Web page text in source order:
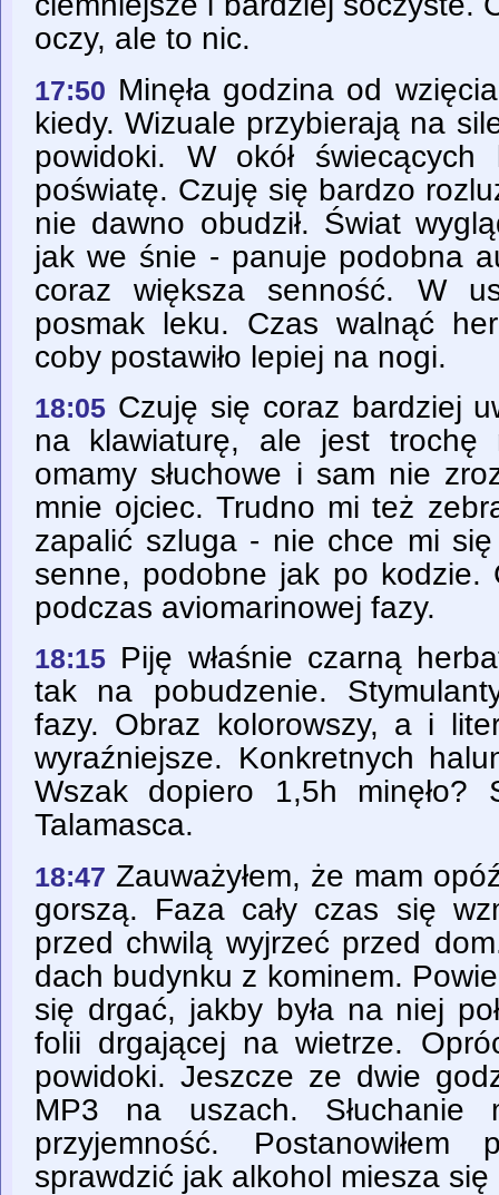
oczy, ale to nic.
17:50 Minęła godzina od
kiedy. Wizuale przybierają na
powidoki. W okół
poświatę. Czuję się bardzo
nie dawno obudził. Świat
jak we śnie - panuje podobna
coraz większa senność. W
posmak leku. Czas walnąć
coby postawiło lepiej na nogi.
18:05 Czuję się coraz bardziej
na klawiaturę, ale jest trochę
omamy słuchowe i sam nie
mnie ojciec. Trudno mi też
zapalić szluga - nie chce mi
senne, podobne jak po kodzie.
podczas aviomarinowej fazy.
18:15 Piję właśnie czarną
tak na pobudzenie.
fazy. Obraz kolorowszy, a i
wyraźniejsze. Konkretnych
Wszak dopiero 1,5h minęło?
Talamasca.
18:47 Zauważyłem, że mam
gorszą. Faza cały czas się
przed chwilą wyjrzeć przed
dach budynku z kominem.
się drgać, jakby była na niej
folii drgającej na wietrze.
powidoki. Jeszcze ze dwie
MP3 na uszach. Słuchanie
przyjemność.
sprawdzić jak alkohol miesza się